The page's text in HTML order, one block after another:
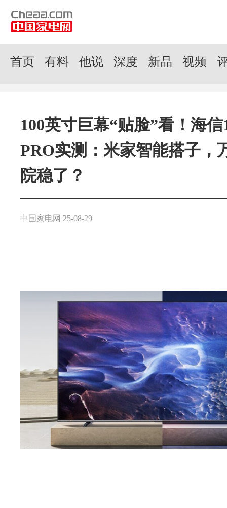
首页 有料 他说 深度 新品 视频
100英寸巨幕“贴脸”看！海信
PRO实测：米家智能搭子，
院稳了？
中国家电网 25-08-29